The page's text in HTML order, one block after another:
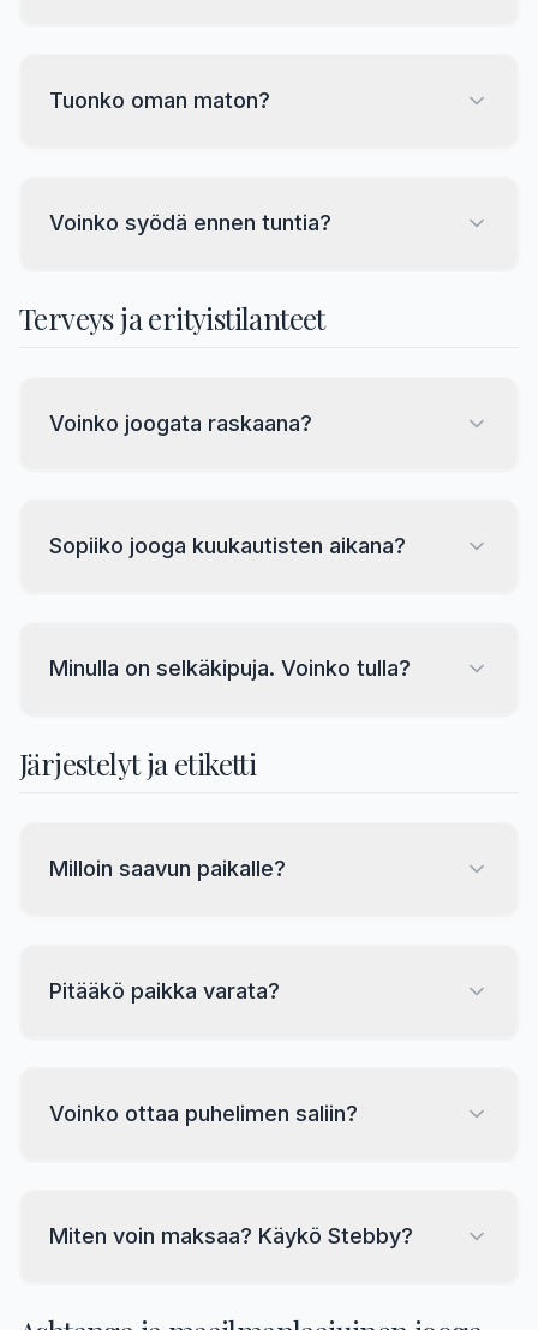
Tuonko oman maton?
Voinko syödä ennen tuntia?
Terveys ja erityistilanteet
Voinko joogata raskaana?
Sopiiko jooga kuukautisten aikana?
Minulla on selkäkipuja. Voinko tulla?
Järjestelyt ja etiketti
Milloin saavun paikalle?
Pitääkö paikka varata?
Voinko ottaa puhelimen saliin?
Miten voin maksaa? Käykö Stebby?